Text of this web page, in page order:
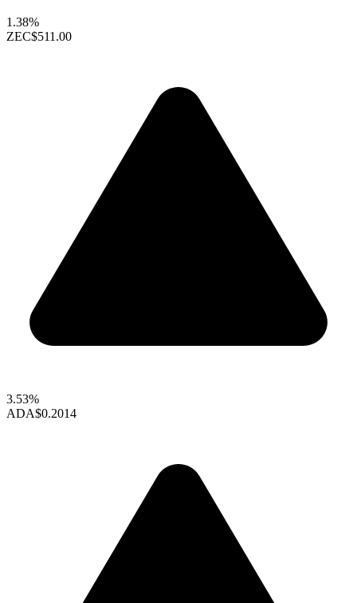
1.38%
ZEC$511.00
3.53%
ADA$0.2014